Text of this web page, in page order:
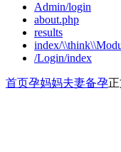
Admin/login
about.php
results
index/
/Login/index
首页孕妈妈夫妻备孕